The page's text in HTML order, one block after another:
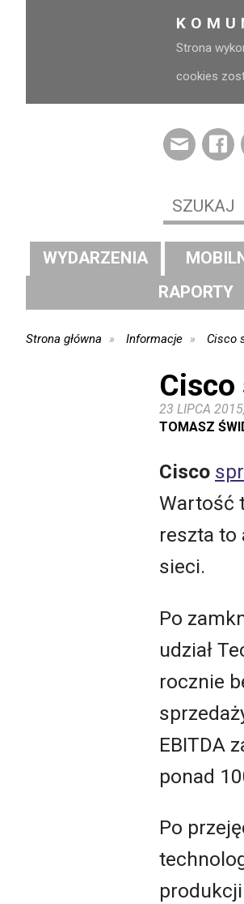
Strona
cookies
WYDARZENIA
RAPORTY
Strona główna Informacje Cisco
Cisco
23 LIPCA
TOMASZ
Cisco
Wartość
reszta to
sieci.
Po
udział
rocznie
EBITDA
ponad
Po